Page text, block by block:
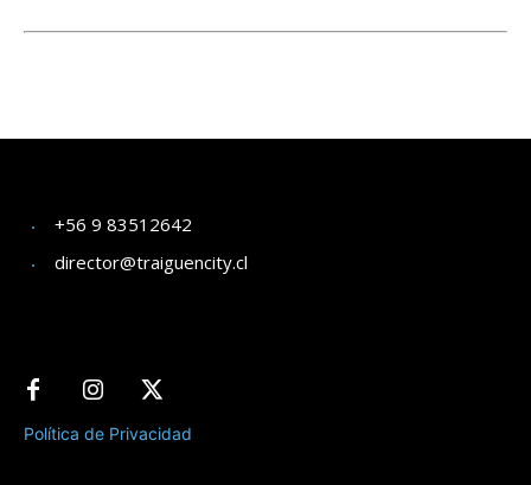
+56 9 83512642
director@traiguencity.cl
Política de Privacidad